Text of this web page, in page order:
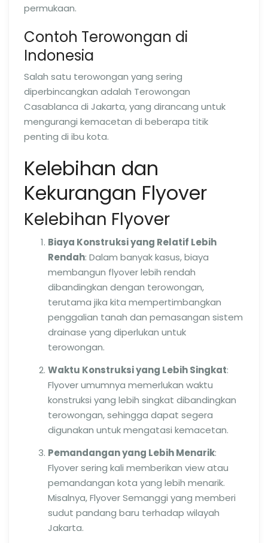
permukaan.
Contoh Terowongan di
Indonesia
Salah satu terowongan yang sering
diperbincangkan adalah Terowongan
Casablanca di Jakarta, yang dirancang untuk
mengurangi kemacetan di beberapa titik
penting di ibu kota.
Kelebihan dan
Kekurangan Flyover
Kelebihan Flyover
Biaya Konstruksi yang Relatif Lebih
Rendah: Dalam banyak kasus, biaya
membangun flyover lebih rendah
dibandingkan dengan terowongan,
terutama jika kita mempertimbangkan
penggalian tanah dan pemasangan sistem
drainase yang diperlukan untuk
terowongan.
Waktu Konstruksi yang Lebih Singkat:
Flyover umumnya memerlukan waktu
konstruksi yang lebih singkat dibandingkan
terowongan, sehingga dapat segera
digunakan untuk mengatasi kemacetan.
Pemandangan yang Lebih Menarik:
Flyover sering kali memberikan view atau
pemandangan kota yang lebih menarik.
Misalnya, Flyover Semanggi yang memberi
sudut pandang baru terhadap wilayah
Jakarta.